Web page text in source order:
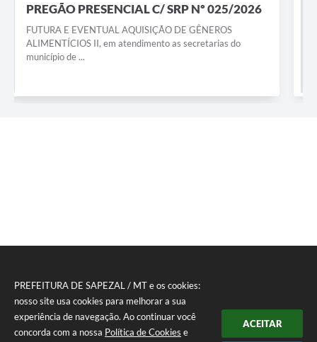
PREFEITURA DE SAPEZAL / MT e os cookies:
nosso site usa cookies para melhorar a sua
experiência de navegação. Ao continuar você
concorda com a nossa Política de Cookies e
ACEITAR
PREGÃO PRESENCIAL C/ SRP Nº 023/2026
FUTURA E EVENTUAL CONTRATAÇÃO DE EMPRESA
ESPECIALIZADA EM PRESTAÇÃO DE SERVIÇO DE
CAMINHÃO ...